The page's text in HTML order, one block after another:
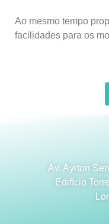
Ao mesmo tempo
facilidades para os
Av. Ayrton
Edifício